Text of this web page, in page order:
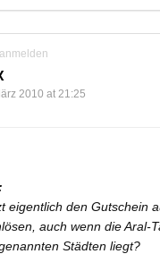
2010 at 21:25
eigentlich den Gutschein
auch wenn die Aral-
Städten liegt?